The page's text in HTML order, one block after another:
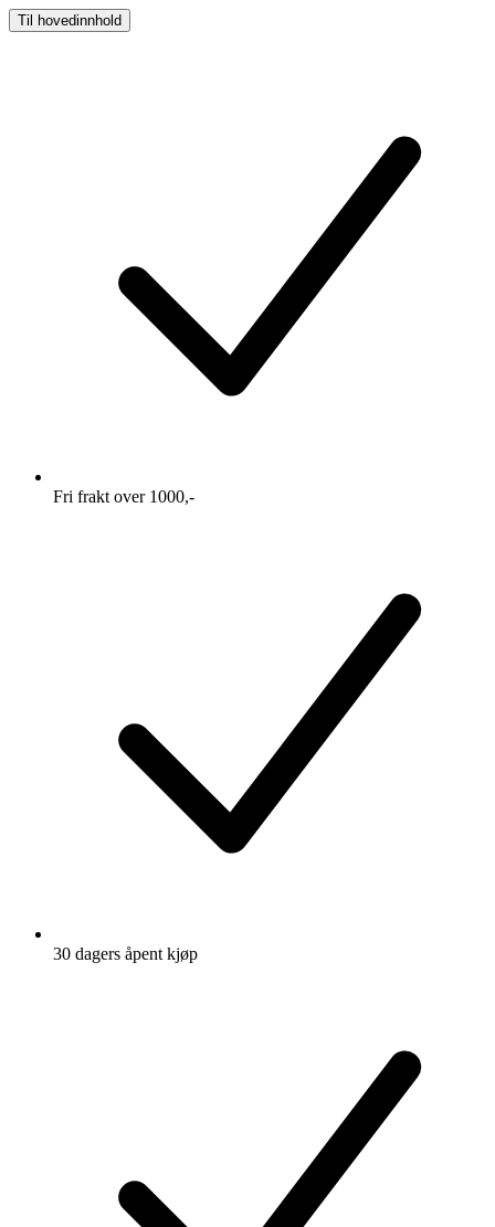
Til hovedinnhold
Fri frakt over 1000,-
30 dagers åpent kjøp